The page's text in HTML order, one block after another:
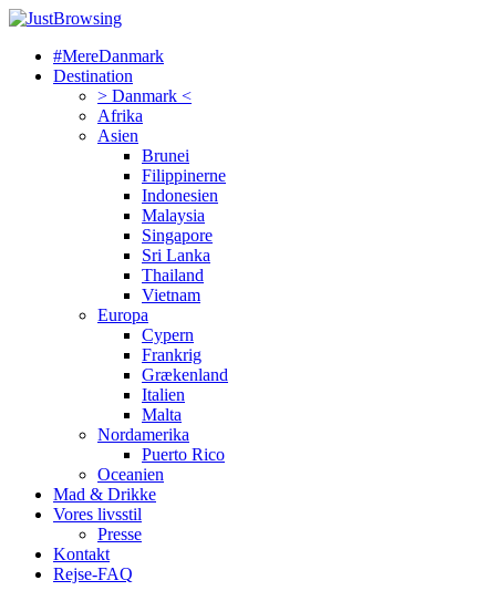
#MereDanmark
Destination
> Danmark <
Afrika
Asien
Brunei
Filippinerne
Indonesien
Malaysia
Singapore
Sri Lanka
Thailand
Vietnam
Europa
Cypern
Frankrig
Grækenland
Italien
Malta
Nordamerika
Puerto Rico
Oceanien
Mad & Drikke
Vores livsstil
Presse
Kontakt
Rejse-FAQ